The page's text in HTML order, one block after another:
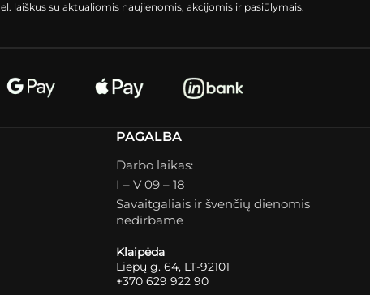
el. laiškus su aktualiomis naujienomis, akcijomis ir pasiūlymais.
PAGALBA
Darbo laikas:
I – V 09 – 18
Savaitgaliais ir švenčių dienomis
nedirbame
Klaipėda
Liepų g. 64, LT-92101
+370 629 922 90